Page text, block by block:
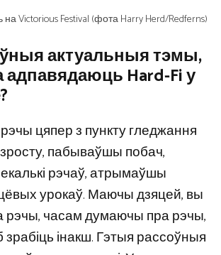
Victorious Festival (фота Harry Herd/Redferns)
актуальныя тэмы,
адпавядаюць Hard-Fi у
цяпер з пункту гледжання
пабываўшы побач,
рэчаў, атрымаўшы
урокаў. Маючы дзяцей, вы
рэчы, часам думаючы пра рэчы,
зрабіць інакш. Гэтыя рассоўныя